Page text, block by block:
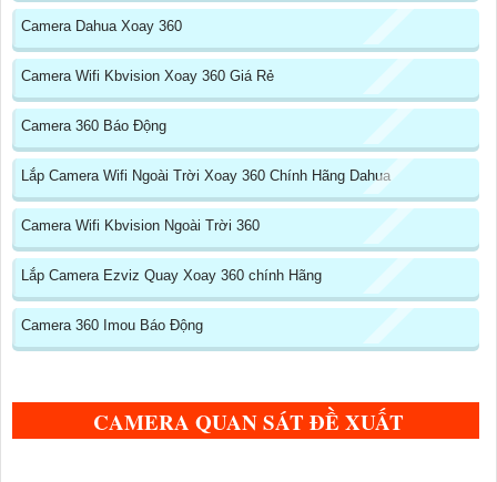
Camera Dahua Xoay 360
Camera Wifi Kbvision Xoay 360 Giá Rẻ
Camera 360 Báo Động
Lắp Camera Wifi Ngoài Trời Xoay 360 Chính Hãng Dahua
Camera Wifi Kbvision Ngoài Trời 360
Lắp Camera Ezviz Quay Xoay 360 chính Hãng
Camera 360 Imou Báo Động
CAMERA QUAN SÁT ĐỀ XUẤT